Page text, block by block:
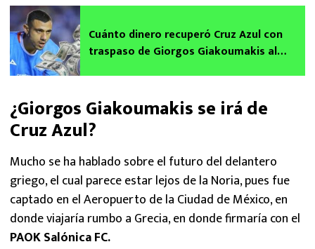
Cuánto dinero recuperó Cruz Azul con
traspaso de Giorgos Giakoumakis al
¿Giorgos Giakoumakis se irá de
Cruz Azul?
Mucho se ha hablado sobre el futuro del delantero
griego, el cual parece estar lejos de la Noria, pues fue
captado en el Aeropuerto de la Ciudad de México, en
donde viajaría rumbo a Grecia, en donde firmaría con el
PAOK Salónica FC.